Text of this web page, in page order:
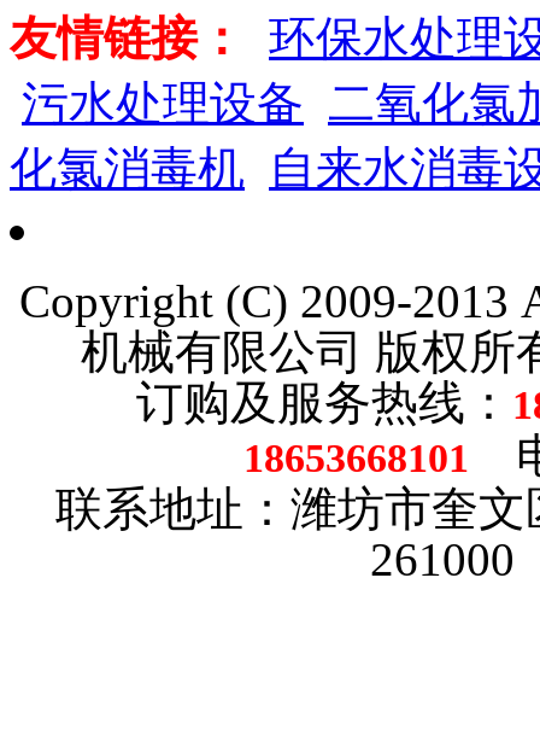
友情链接：
环保水处理
污水处理设备 二氧化氯
化氯消毒机
自来水消毒
Copyright (C) 2009-2013
机械有限公司 版权
订购及服务热线：
18653668101
联系地址：潍坊市奎